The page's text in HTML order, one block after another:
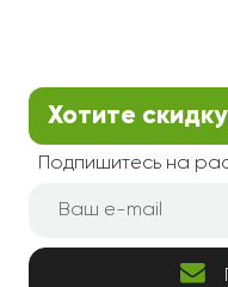
Хотите скидку
Подпишитесь на